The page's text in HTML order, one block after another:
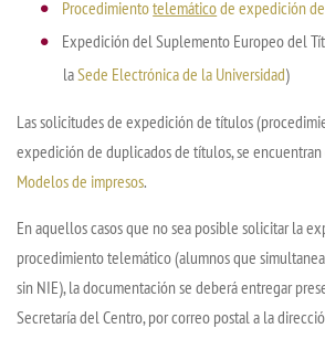
Procedimientotelemáticode expedición
Expedición del Suplemento Europeo del
laSede Electrónica de la Universidad)
Las solicitudes de expedición de títulos
expedición de duplicados de títulos, se
Modelos de impresos.
En aquellos casos que no sea posible solicitar la
procedimiento telemático (alumnos que
sin NIE), la documentación se deberá entregar
Secretaría del Centro, por correo postal a la